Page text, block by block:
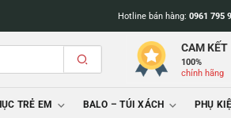
Hotline bán hàng: 0961 795
CAM KẾT
100%
chính hãng
TRẺ EM BALO – TÚI XÁCH PHỤ